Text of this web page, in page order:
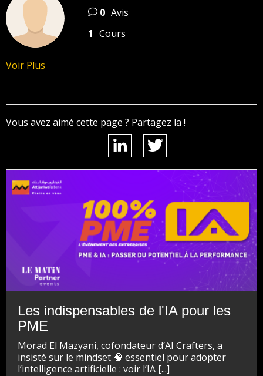
0 Avis
1 Cours
Voir Plus
Vous avez aimé cette page ? Partagez la !
Les indispensables de l'IA pour les
PME
Morad El Mazyani, cofondateur d’AI Crafters, a
insisté sur le mindset 🧠 essentiel pour adopter
l’intelligence artificielle : voir l’IA [...]